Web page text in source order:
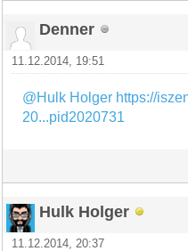
Denner
11.12.2014, 19:51
@Hulk Holger https://
20...pid2020731
Hulk Holger
11.12.2014, 20:37